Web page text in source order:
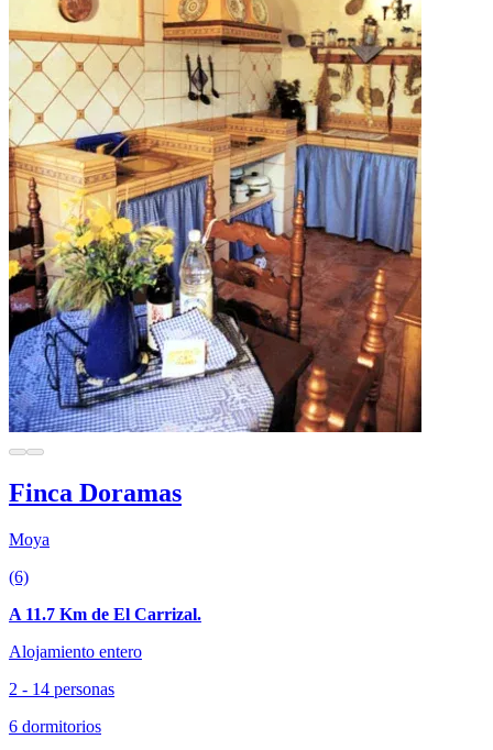
Finca Doramas
Moya
(6)
A 11.7 Km de El Carrizal.
Alojamiento entero
2 - 14 personas
6 dormitorios